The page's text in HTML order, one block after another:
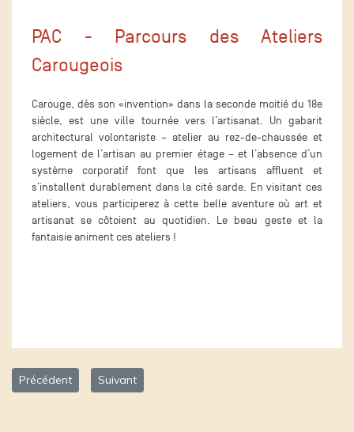
PAC - Parcours des Ateliers
Carougeois
Carouge, dès son «invention» dans la seconde moitié du 18e
siècle, est une ville tournée vers l’artisanat. Un gabarit
architectural volontariste – atelier au rez-de-chaussée et
logement de l’artisan au premier étage – et l’absence d’un
système corporatif font que les artisans affluent et
s’installent durablement dans la cité sarde. En visitant ces
ateliers, vous participerez à cette belle aventure où art et
artisanat se côtoient au quotidien. Le beau geste et la
fantaisie animent ces ateliers !
Article précédent : Métiers d'Art Genève (MAG)
Précédent Article suivant : Label Genève
Suivant